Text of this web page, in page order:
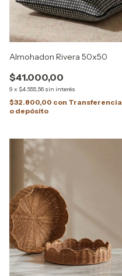
Almohadon Rivera 50x50
$41.000,00
9 x $4.555,56 sin interés
$32.800,00 con Transferencia
o depósito